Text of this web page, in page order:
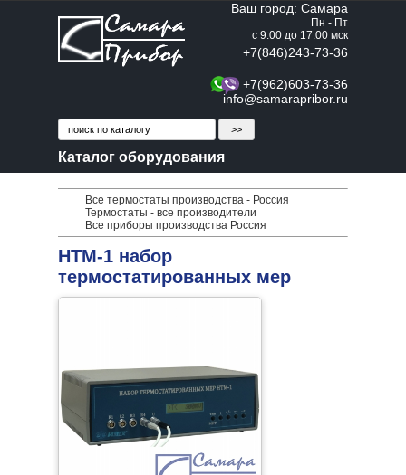
Ваш город: Самара
Пн - Пт
с 9:00 до 17:00 мск
+7(846)243-73-36
+7(962)603-73-36
info@samarapribor.ru
Каталог оборудования
Все термостаты производства - Россия
Термостаты - все производители
Все приборы производства Россия
НТМ-1 набор
термостатированных мер